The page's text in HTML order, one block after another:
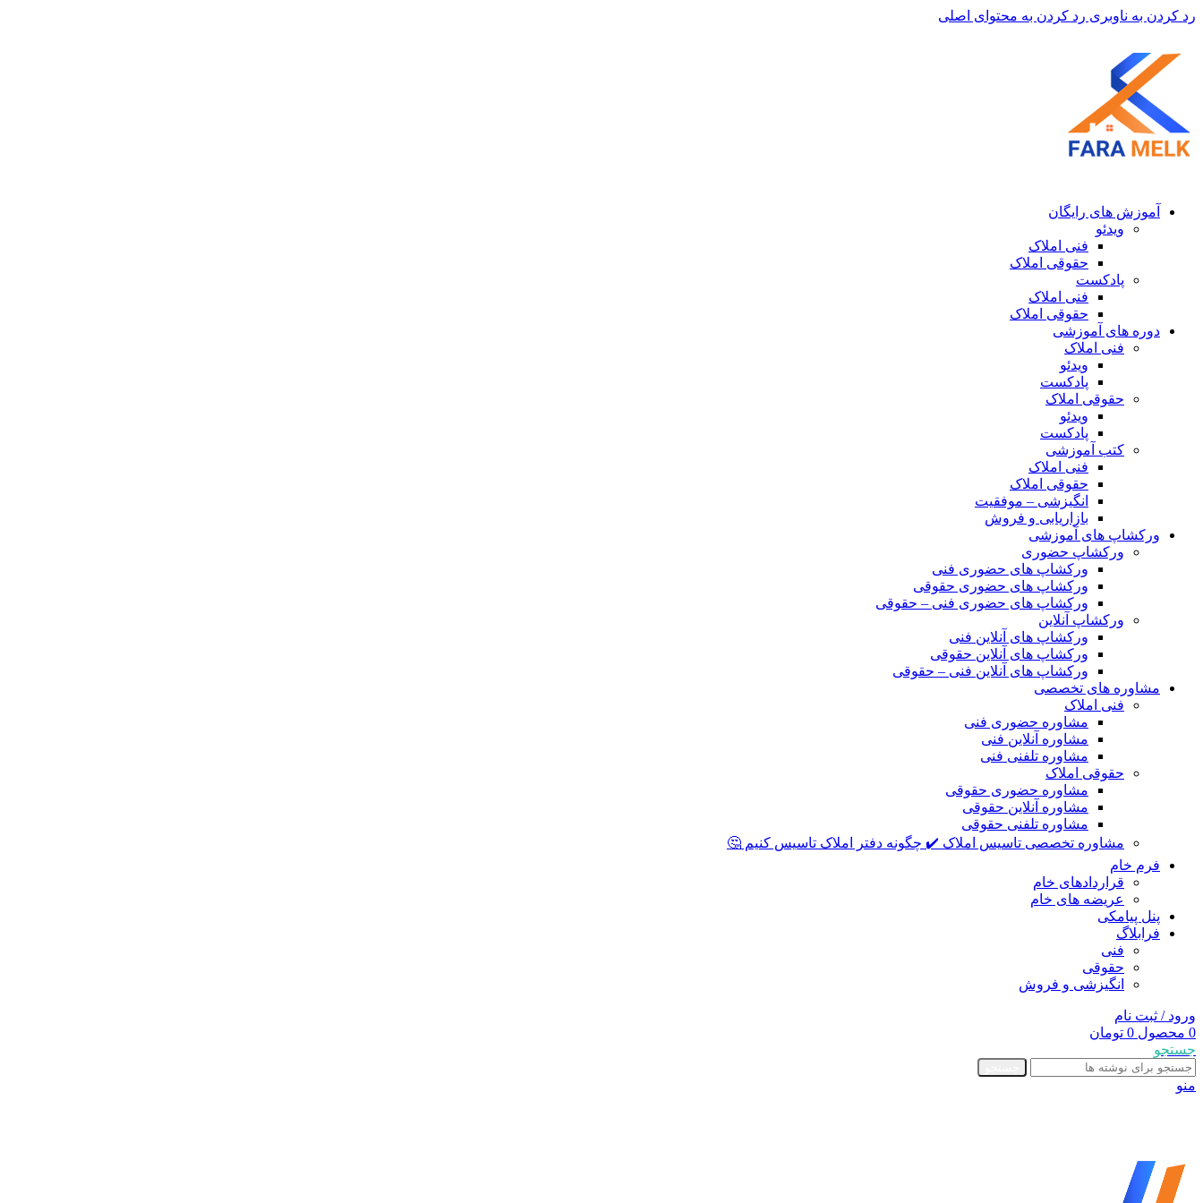
رد کردن به ناوبری رد کردن به محتوای اصلی
آموزش های رایگان
ویدئو
فنی املاک
حقوقی املاک
پادکست
فنی املاک
حقوقی املاک
دوره های آموزشی
فنی املاک
ویدئو
پادکست
حقوقی املاک
ویدئو
پادکست
کتب آموزشی
فنی املاک
حقوقی املاک
انگیزشی – موفقیت
بازاریابی و فروش
ورکشاپ های آموزشی
ورکشاپ حضوری
ورکشاپ های حضوری فنی
ورکشاپ های حضوری حقوقی
ورکشاپ های حضوری فنی – حقوقی
ورکشاپ آنلاین
ورکشاپ های آنلاین فنی
ورکشاپ های آنلاین حقوقی
ورکشاپ های آنلاین فنی – حقوقی
مشاوره های تخصصی
فنی املاک
مشاوره حضوری فنی
مشاوره آنلاین فنی
مشاوره تلفنی فنی
حقوقی املاک
مشاوره حضوری حقوقی
مشاوره آنلاین حقوقی
مشاوره تلفنی حقوقی
مشاوره تخصصی تاسیس املاک ✔️ چگونه دفتر املاک تاسیس کنیم 🤔
فرم خام
قراردادهای خام
عریضه های خام
پنل پیامکی
فرابلاگ
فنی
حقوقی
انگیزشی و فروش
ورود / ثبت نام
0 محصول 0 تومان
جستجو
منو